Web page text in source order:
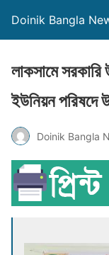
Doinik Bangla
লাকসামে
ইউনিয়ন পরিষদে
Doinik Bangla